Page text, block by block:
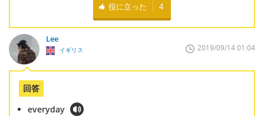
役に立った 4
Lee
イギリス 2019/09/14 01:04
回答
everyday